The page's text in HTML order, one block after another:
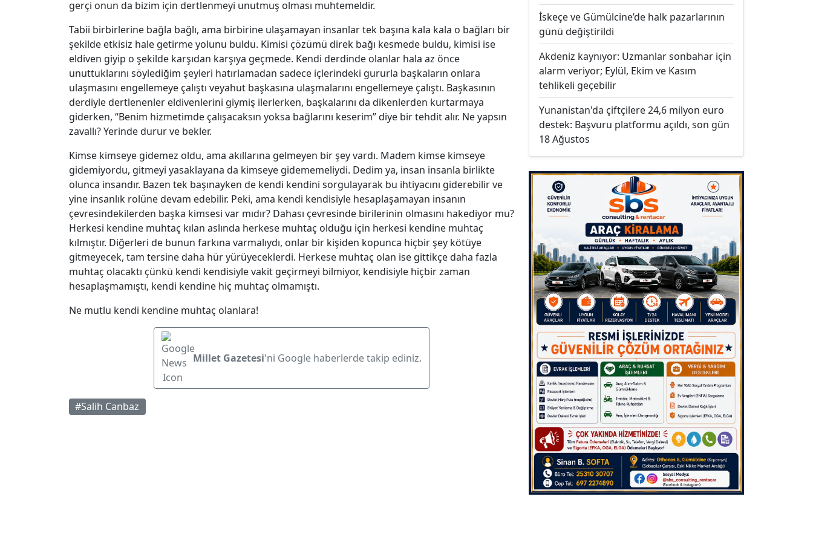
gerçi onun da bizim için dertlenmeyi unutmuş olması muhtemeldir.
Tabii birbirlerine bağla bağlı, ama birbirine ulaşamayan insanlar tek başına kala kala o bağları bir
şekilde etkisiz hale getirme yolunu buldu. Kimisi çözümü direk bağı kesmede buldu, kimisi ise
eldiven giyip o şekilde karşıdan karşıya geçmede. Kendi derdinde olanlar hala az önce
unuttuklarını söylediğim şeyleri hatırlamadan sadece içlerindeki gururla başkaların onlara
ulaşmasını engellemeye çalıştı veyahut başkasına ulaşmalarını engellemeye çalıştı. Başkasının
derdiyle dertlenenler eldivenlerini giymiş ilerlerken, başkalarını da dikenlerden kurtarmaya
giderken, “Benim hizmetimde çalışacaksın yoksa bağlarını keserim” diye bir tehdit alır. Ne yapsın
zavallı? Yerinde durur ve bekler.
Kimse kimseye gidemez oldu, ama akıllarına gelmeyen bir şey vardı. Madem kimse kimseye
gidemiyordu, gitmeyi yasaklayana da kimseye gidememeliydi. Dedim ya, insan insanla birlikte
olunca insandır. Bazen tek başınayken de kendi kendini sorgulayarak bu ihtiyacını giderebilir ve
yine insanlık rolüne devam edebilir. Peki, ama kendi kendisiyle hesaplaşamayan insanın
çevresindekilerden başka kimsesi var mıdır? Dahası çevresinde birilerinin olmasını hakediyor mu?
Herkesi kendine muhtaç kılan aslında herkese muhtaç olduğu için herkesi kendine muhtaç
kılmıştır. Diğerleri de bunun farkına varmalıydı, onlar bir kişiden kopunca hiçbir şey kötüye
gitmeyecek, tam tersine daha hür yürüyeceklerdi. Herkese muhtaç olan ise gittikçe daha fazla
muhtaç olacaktı çünkü kendi kendisiyle vakit geçirmeyi bilmiyor, kendisiyle hiçbir zaman
hesaplaşmamıştı, kendi kendine hiç muhtaç olmamıştı.
Ne mutlu kendi kendine muhtaç olanlara!
Millet Gazetesi'ni Google haberlerde takip ediniz.
#Salih Canbaz
İskeçe ve Gümülcine’de halk pazarlarının
günü değiştirildi
Akdeniz kaynıyor: Uzmanlar sonbahar için
alarm veriyor; Eylül, Ekim ve Kasım
tehlikeli geçebilir
Yunanistan'da çiftçilere 24,6 milyon euro
destek: Başvuru platformu açıldı, son gün
18 Ağustos